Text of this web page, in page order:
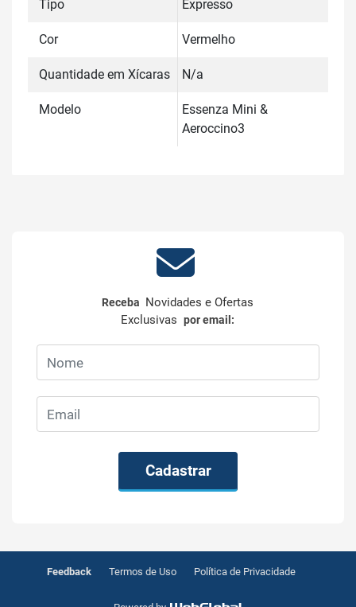
Tipo Expresso
Cor Vermelho
Quantidade em Xícaras N/a
Modelo
Essenza Mini &
Aeroccino3
Receba Novidades e Ofertas
Exclusivaspor email:
Cadastrar
Feedback Termos de Uso Política de Privacidade